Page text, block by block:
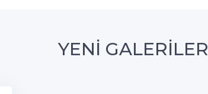
YENİ GALERİLER